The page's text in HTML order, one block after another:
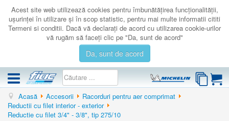
Acest site web utilizează cookies pentru îmbunătăţirea funcţionalităţii,
uşurinţei în utilizare şi în scop statistic, pentru mai multe informatii cititi
Termeni si conditii. Dacă vă declaraţi de acord cu utilizarea cookie-urilor
vă rugăm să faceţi clic pe "Da, sunt de acord"
Da, sunt de acord
COMPRESOARE
ACCESORII
Acasă Accesorii
Racorduri pentru aer comprimat
Reductii cu filet interior - exterior
Reductie cu filet 3/4" - 3/8", tip 275/10